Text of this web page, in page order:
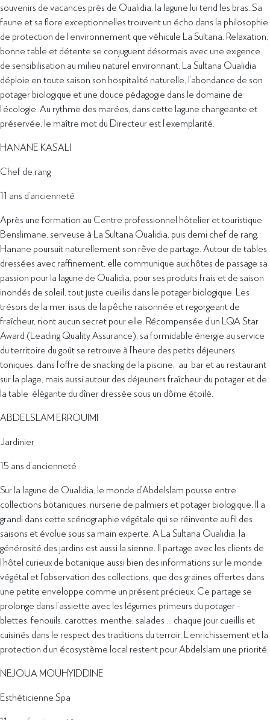
souvenirs de vacances près de Oualidia, la lagune lui tend les bras. Sa
faune et sa flore exceptionnelles trouvent un écho dans la philosophie
de protection de l’environnement que véhicule La Sultana. Relaxation,
bonne table et détente se conjuguent désormais avec une exigence
de sensibilisation au milieu naturel environnant. La Sultana Oualidia
déploie en toute saison son hospitalité naturelle, l’abondance de son
potager biologique et une douce pédagogie dans le domaine de
l’écologie. Au rythme des marées, dans cette lagune changeante et
préservée, le maître mot du Directeur est l’exemplarité.
HANANE KASALI
Chef de rang
11 ans d’ancienneté
Après une formation au Centre professionnel hôtelier et touristique
Benslimane, serveuse à La Sultana Oualidia, puis demi chef de rang,
Hanane poursuit naturellement son rêve de partage. Autour de tables
dressées avec raffinement, elle communique aux hôtes de passage sa
passion pour la lagune de Oualidia, pour ses produits frais et de saison
inondés de soleil, tout juste cueillis dans le potager biologique. Les
trésors de la mer, issus de la pêche raisonnée et regorgeant de
fraîcheur, n’ont aucun secret pour elle. Récompensée d’un LQA Star
Award (Leading Quality Assurance), sa formidable énergie au service
du territoire du goût se retrouve à l’heure des petits déjeuners
toniques, dans l’offre de snacking de la piscine, au bar et au restaurant
sur la plage, mais aussi autour des déjeuners fraîcheur du potager et de
la table élégante du dîner dressée sous un dôme étoilé.
ABDELSLAM ERROUIMI
Jardinier
15 ans d’ancienneté
Sur la lagune de Oualidia, le monde d’Abdelslam pousse entre
collections botaniques, nurserie de palmiers et potager biologique. Il a
grandi dans cette scénographie végétale qui se réinvente au fil des
saisons et évolue sous sa main experte. A La Sultana Oualidia, la
générosité des jardins est aussi la sienne. Il partage avec les clients de
l’hôtel curieux de botanique aussi bien des informations sur le monde
végétal et l’observation des collections, que des graines offertes dans
une petite enveloppe comme un présent précieux. Ce partage se
prolonge dans l’assiette avec les légumes primeurs du potager -
blettes, fenouils, carottes, menthe, salades … chaque jour cueillis et
cuisinés dans le respect des traditions du terroir. L’enrichissement et la
protection d’un écosystème local restent pour Abdelslam une priorité.
NEJOUA MOUHYIDDINE
Esthéticienne Spa